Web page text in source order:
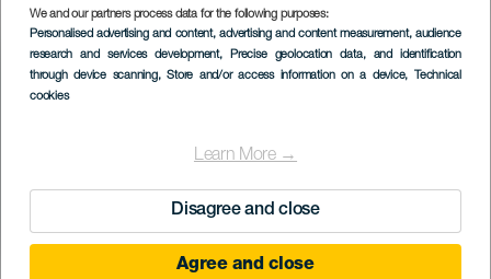
We and our partners process data for the following purposes:
Personalised advertising and content, advertising and content measurement, audience
research and services development, Precise geolocation data, and identification
through device scanning, Store and/or access information on a device, Technical
cookies
Learn More →
Disagree and close
Agree and close
Imagen
Listado